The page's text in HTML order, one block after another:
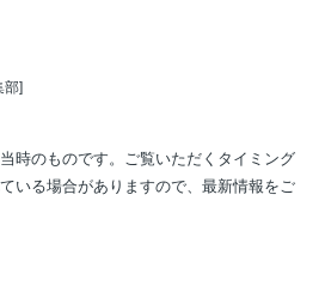
部]
時のものです。ご覧いただくタイミング
いる場合がありますので、最新情報をご